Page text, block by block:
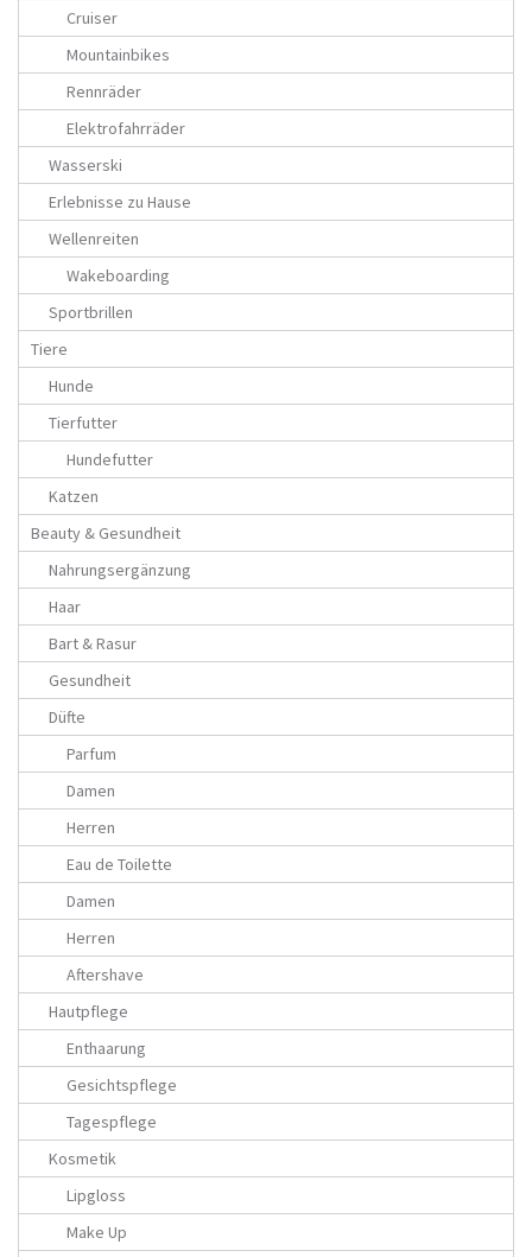
Cruiser
Mountainbikes
Rennräder
Elektrofahrräder
Wasserski
Erlebnisse zu Hause
Wellenreiten
Wakeboarding
Sportbrillen
Tiere
Hunde
Tierfutter
Hundefutter
Katzen
Beauty & Gesundheit
Nahrungsergänzung
Haar
Bart & Rasur
Gesundheit
Düfte
Parfum
Damen
Herren
Eau de Toilette
Damen
Herren
Aftershave
Hautpflege
Enthaarung
Gesichtspflege
Tagespflege
Kosmetik
Lipgloss
Make Up